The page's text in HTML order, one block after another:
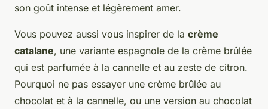
son goût intense et légèrement amer.
Vous pouvez aussi vous inspirer de la crème
catalane, une variante espagnole de la crème brûlée
qui est parfumée à la cannelle et au zeste de citron.
Pourquoi ne pas essayer une crème brûlée au
chocolat et à la cannelle, ou une version au chocolat